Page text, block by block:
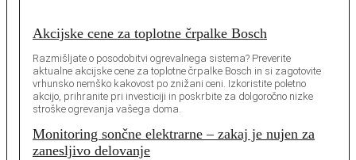
Akcijske cene za toplotne črpalke Bosch
Razmišljate o posodobitvi ogrevalnega sistema? Preverite
aktualne akcijske cene za toplotne črpalke Bosch in si zagotovite
vrhunsko nemško kakovost po znižani ceni. Izkoristite poletno
akcijo, prihranite pri investiciji in poskrbite za dolgoročno nizke
stroške ogrevanja vašega doma.
Monitoring sončne elektrarne – zakaj je nujen za
zanesljivo delovanje